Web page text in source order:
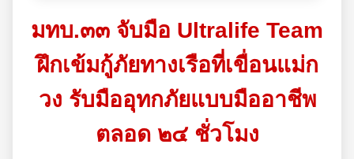
มทบ.๓๓ จับมือ Ultralife Team
ฝึกเข้มกู้ภัยทางเรือที่เขื่อนแม่ก
วง รับมืออุทกภัยแบบมืออาชีพ
ตลอด ๒๔ ชั่วโมง